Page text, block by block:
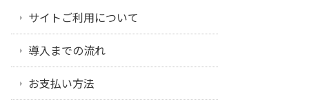
サイトご利用について
導入までの流れ
お支払い方法